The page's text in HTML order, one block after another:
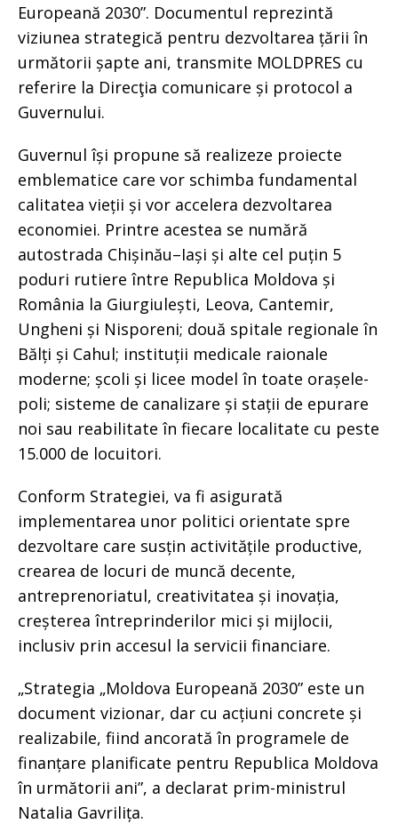
Europeană 2030”. Documentul reprezintă
viziunea strategică pentru dezvoltarea țării în
următorii șapte ani, transmite MOLDPRES cu
referire la Direcţia comunicare și protocol a
Guvernului.
Guvernul își propune să realizeze proiecte
emblematice care vor schimba fundamental
calitatea vieții și vor accelera dezvoltarea
economiei. Printre acestea se numără
autostrada Chișinău–Iași și alte cel puțin 5
poduri rutiere între Republica Moldova și
România la Giurgiulești, Leova, Cantemir,
Ungheni și Nisporeni; două spitale regionale în
Bălți și Cahul; instituții medicale raionale
moderne; școli și licee model în toate orașele-
poli; sisteme de canalizare și stații de epurare
noi sau reabilitate în fiecare localitate cu peste
15.000 de locuitori.
Conform Strategiei, va fi asigurată
implementarea unor politici orientate spre
dezvoltare care susțin activitățile productive,
crearea de locuri de muncă decente,
antreprenoriatul, creativitatea și inovația,
creșterea întreprinderilor mici și mijlocii,
inclusiv prin accesul la servicii financiare.
„Strategia „Moldova Europeană 2030” este un
document vizionar, dar cu acțiuni concrete și
realizabile, fiind ancorată în programele de
finanțare planificate pentru Republica Moldova
în următorii ani”, a declarat prim-ministrul
Natalia Gavrilița.